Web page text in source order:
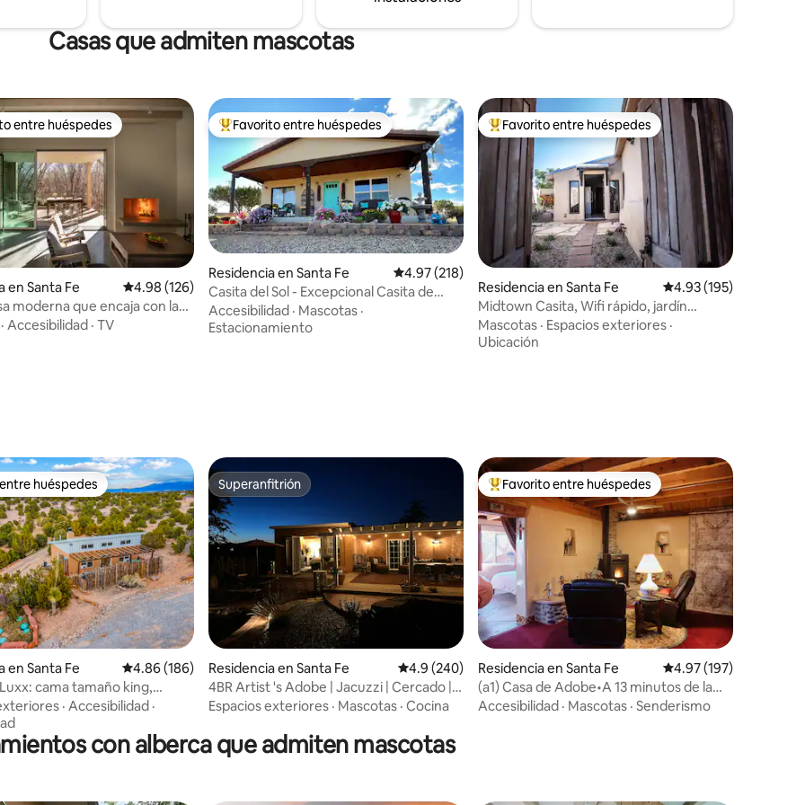
Casas que admiten mascotas
de 5; 150 evaluaciones
en Favorito entre huéspedes
entre huéspedes
en Santa Fe Calificación promedio: 4.98 de 5; 126 evaluaciones
4.98 (126)
moderna que encaja con la
Santa Fe
· Accesibilidad · TV
De los mejores en Favorito entre huéspedes
Favorito entre huéspedes
Residencia en Santa Fe Calificación promedio: 4.97 de 5; 218 evaluaciones
4.97 (218)
Casita del Sol - Excepcional Casita de
Santa Fe
Accesibilidad · Mascotas ·
Estacionamiento
De los mejores en Favorito entre huéspedes
Favorito entre huéspedes
Residencia en Santa Fe Calificación promedio:
4.93 (195)
Midtown Casita, Wifi rápido, jardín
cerrado, parque 2x
Mascotas · Espacios exteriores ·
Ubicación
de 5; 356 evaluaciones
huéspedes
huéspedes
en Santa Fe Calificación promedio: 4.86 de 5; 186 evaluaciones
4.86 (186)
cama tamaño king,
· Accesibilidad ·
Superanfitrión
Superanfitrión
Residencia en Santa Fe Calificación promedio: 4.9 de 5; 240 evaluaciones
4.9 (240)
4BR Artist 's Adobe | Jacuzzi | Cercado |
Meow Wolf
Espacios exteriores · Mascotas · Cocina
De los mejores en Favorito entre huéspedes
Favorito entre huéspedes
Residencia en Santa Fe Calificación promedio:
4.97 (197)
(a1) Casa de Adobe•A 13 minutos de la
plaza•Jacuzzi•Se admiten mascotas
Accesibilidad · Mascotas · Senderismo
con alberca que admiten mascotas